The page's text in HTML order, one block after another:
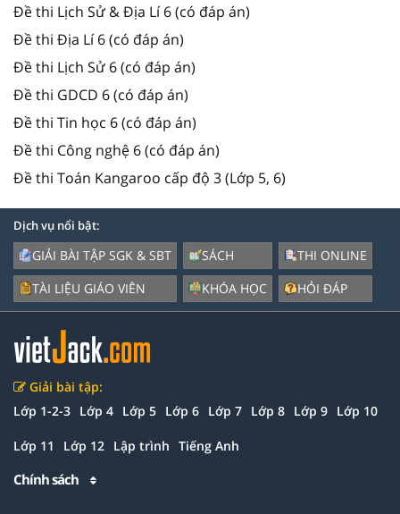
Đề thi Lịch Sử & Địa Lí 6 (có đáp án)
Đề thi Địa Lí 6 (có đáp án)
Đề thi Lịch Sử 6 (có đáp án)
Đề thi GDCD 6 (có đáp án)
Đề thi Tin học 6 (có đáp án)
Đề thi Công nghệ 6 (có đáp án)
Đề thi Toán Kangaroo cấp độ 3 (Lớp 5, 6)
Dịch vụ nổi bật:
GIẢI BÀI TẬP SGK & SBT
TÀI LIỆU GIÁO VIÊN
SÁCH
KHÓA HỌC
THI ONLINE
HỎI ĐÁP
Giải bài tập:
Lớp 1-2-3 Lớp 4 Lớp 5 Lớp 6 Lớp 7 Lớp 8 Lớp 9 Lớp 10
Lớp 11 Lớp 12 Lập trình Tiếng Anh
Chính sách